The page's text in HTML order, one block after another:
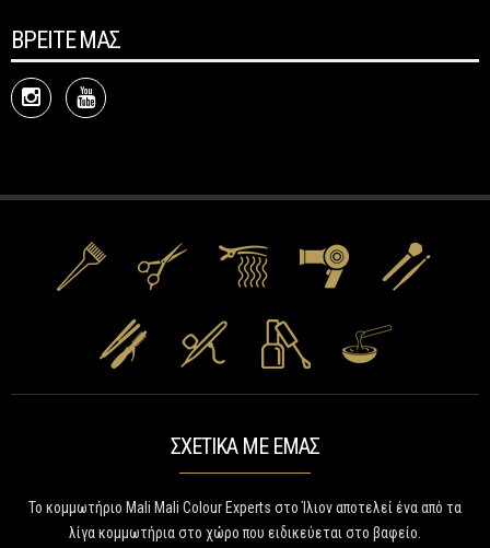
ΒΡΕΙΤΕ ΜΑΣ
ΣΧΕΤΙΚΑ ΜΕ ΕΜΑΣ
Το κομμωτήριο Mali Mali Colour Experts στο Ίλιον αποτελεί ένα από τα
λίγα κομμωτήρια στο χώρο που ειδικεύεται στο βαφείο.